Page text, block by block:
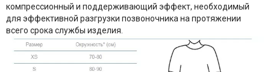
компрессионный и поддерживающий эффект, необходимый
для эффективной разгрузки позвоночника на протяжении
всего срока службы изделия.